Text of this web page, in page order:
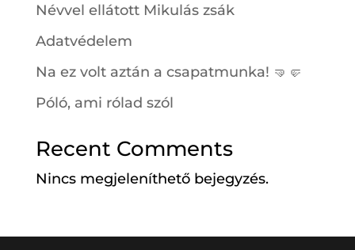
Névvel ellátott Mikulás zsák
Adatvédelem
Na ez volt aztán a csapatmunka! 🤜🤛
Póló, ami rólad szól
Recent Comments
Nincs megjeleníthető bejegyzés.